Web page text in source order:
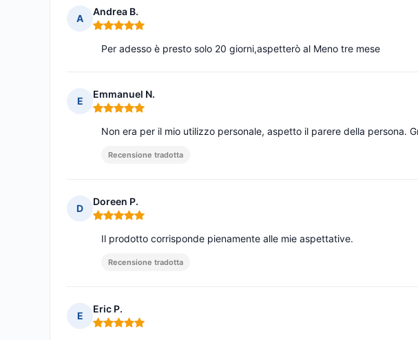
A
Andrea B.
Nota: 5 su 5
Per adesso è presto solo 20 giorni,aspetterò al Meno tre mese
E
Emmanuel N.
Nota: 5 su 5
Non era per il mio utilizzo personale, aspetto il parere della persona.
Recensione tradotta
D
Doreen P.
Nota: 5 su 5
Il prodotto corrisponde pienamente alle mie aspettative.
Recensione tradotta
E
Eric P.
Nota: 5 su 5